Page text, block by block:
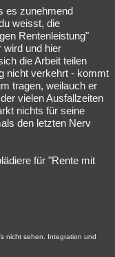
es zunehmend
weisst, die
Rentenleistung"
wird und hier
die Arbeit teilen
nicht verkehrt - kommt
tragen, weilauch er
vielen Ausfallzeiten
nichts für seine
den letzten Nerv
für "Rente mit
nicht sehen. Integration und